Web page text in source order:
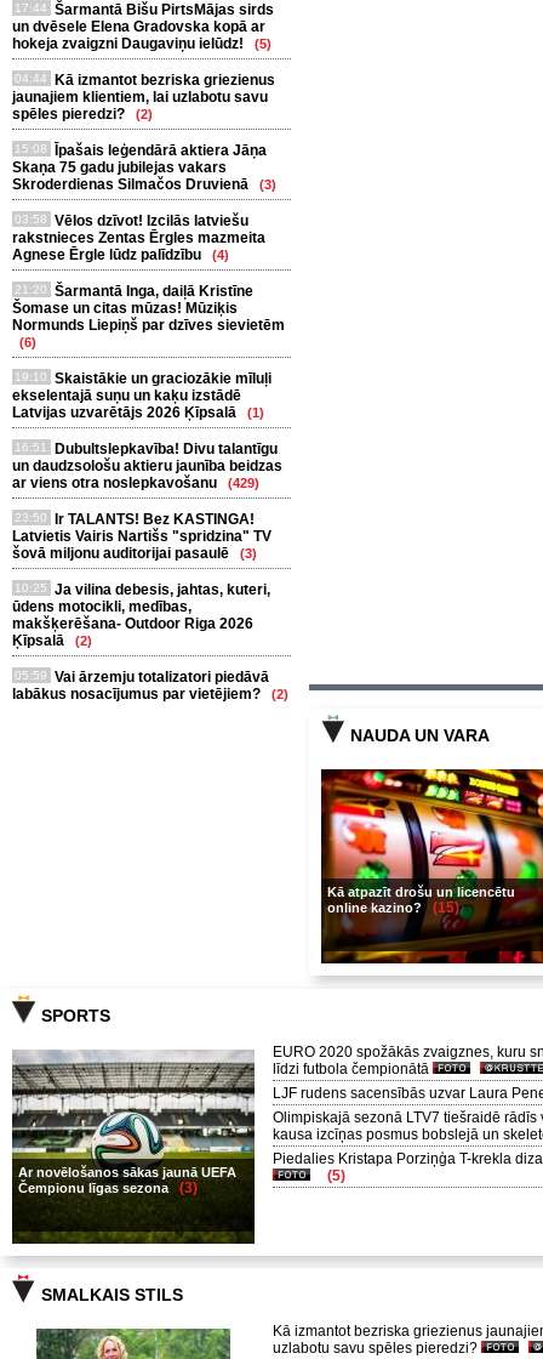
17:44
Šarmantā Bišu PirtsMājas sirds
un dvēsele Elena Gradovska kopā ar
hokeja zvaigzni Daugaviņu ielūdz!
(5)
04:44
Kā izmantot bezriska griezienus
jaunajiem klientiem, lai uzlabotu savu
spēles pieredzi?
(2)
15:08
Īpašais leģendārā aktiera Jāņa
Skaņa 75 gadu jubilejas vakars
Skroderdienas Silmačos Druvienā
(3)
03:58
Vēlos dzīvot! Izcilās latviešu
rakstnieces Zentas Ērgles mazmeita
Agnese Ērgle lūdz palīdzību
(4)
21:20
Šarmantā Inga, daiļā Kristīne
Šomase un citas mūzas! Mūziķis
Normunds Liepiņš par dzīves sievietēm
(6)
19:10
Skaistākie un graciozākie mīluļi
ekselentajā suņu un kaķu izstādē
Latvijas uzvarētājs 2026 Ķīpsalā
(1)
16:51
Dubultslepkavība! Divu talantīgu
un daudzsološu aktieru jaunība beidzas
ar viens otra noslepkavošanu
(429)
23:50
Ir TALANTS! Bez KASTINGA!
Latvietis Vairis Nartišs "spridzina" TV
šovā miljonu auditorijai pasaulē
(3)
10:25
Ja vilina debesis, jahtas, kuteri,
ūdens motocikli, medības,
makšķerēšana- Outdoor Riga 2026
Ķīpsalā
(2)
05:59
Vai ārzemju totalizatori piedāvā
labākus nosacījumus par vietējiem?
(2)
NAUDA UN VARA
Kā atpazīt drošu un licencētu
online kazino?
(15)
SPORTS
Ar novēlošanos sākas jaunā UEFA
Čempionu līgas sezona
(3)
EURO 2020 spožākās zvaigznes, kuru
līdzi futbola čempionātā
LJF rudens sacensībās uzvar Laura
Olimpiskajā sezonā LTV7 tiešraidē rādīs
kausa izcīņas posmus bobslejā un
Piedalies Kristapa Porziņģa T-krekla
(5)
SMALKAIS STILS
Kā izmantot bezriska griezienus
uzlabotu savu spēles pieredzi?